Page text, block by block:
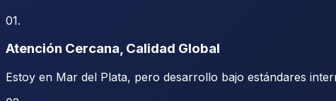
01.
Atención Cercana, Calidad Global
Estoy en Mar del Plata, pero desarrollo bajo estándares